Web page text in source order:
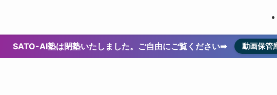
SATO-AI塾は閉塾いたしました。ご自由にご覧ください➡ 動画保管